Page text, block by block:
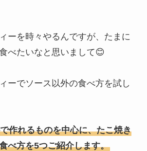
ーを時々やるんですが、たまに
べたいなと思いまして😊
ーでソース以外の食べ方を試し
作れるものを中心に、たこ焼き
べ方を5つご紹介します。